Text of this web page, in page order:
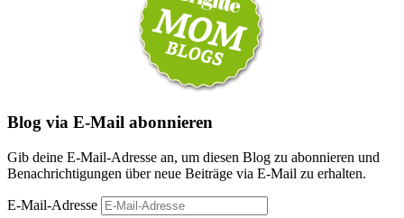
Blog via E-Mail abonnieren
Gib deine E-Mail-Adresse an, um diesen Blog zu abonnieren und
Benachrichtigungen über neue Beiträge via E-Mail zu erhalten.
E-Mail-Adresse